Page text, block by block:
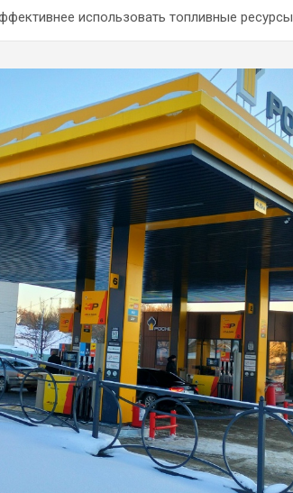
использовать топливные ресурсы